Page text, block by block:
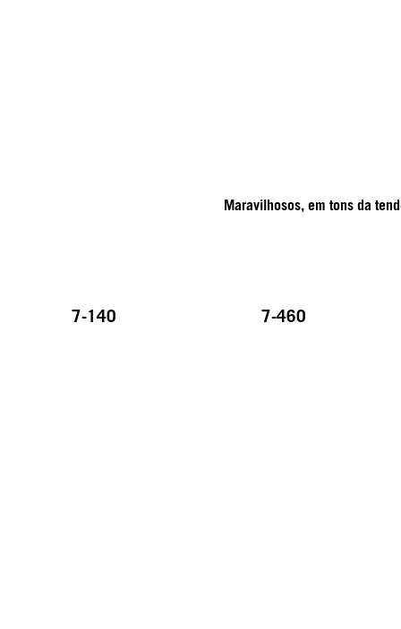
Maravilhosos, em tons da
7-140 7-460